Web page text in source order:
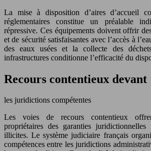
La mise à disposition d’aires d’accueil
réglementaires constitue un préalable
répressive. Ces équipements doivent offrir
et de sécurité satisfaisantes avec l’accès à
des eaux usées et la collecte des
infrastructures conditionne l’efficacité du
Recours contentieux devant
les juridictions compétentes
Les voies de recours contentieux
propriétaires des garanties
illicites. Le système judiciaire français
compétences entre les juridictions